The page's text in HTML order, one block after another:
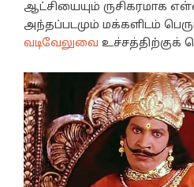
ஆட்சியையும் ருசிகரமாக
அந்தப்படமும் மக்களிடம்
வடிவேலுவை உச்சத்திற்குக்